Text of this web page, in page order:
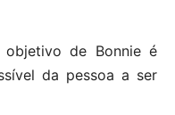
de Bonnie é
da pessoa a ser